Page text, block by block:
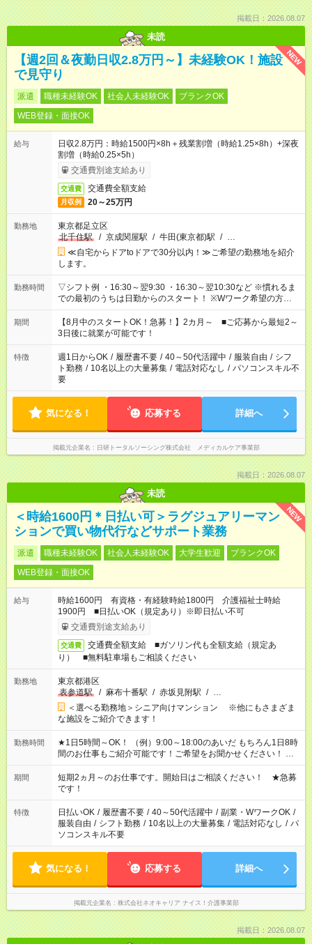
掲載日：2026.08.07
未読
NEW
【週2回＆夜勤日収2.8万円～】未経験OK！施設
で見守り
派遣 職種未経験OK 社会人未経験OK
ブランクOK
WEB登録・面接OK
給与
日収2.8万円：時給1500円×8h＋残業割増（時給1.25×8h）+深夜
割増（時給0.25×5h）
交通費別途支給あり
交通費 交通費全額支給
月収例 20～25万円
勤務地
東京都足立区
北千住駅
/ 京成関屋駅 / 牛田(東京都)駅 / …
≪自宅からドアtoドアで30分以内！≫ご希望の勤務地を紹介
します。
勤務時間
▽シフト例 ・16:30～翌9:30 ・16:30～翌10:30など ※慣れるま
での最初のうちは日勤からのスタート！ ※Wワーク希望の方へ
今ご覧のお仕事で希望する勤務時間と、もう1つのお仕事の勤務
時間。 合計で週40時間を超える場合は応募できません。
期間
【8月中のスタートOK！急募！】2カ月～ ■ご応募から最短2～
3日後に就業が可能です！
特徴 週1日からOK / 履歴書不要 / 40～50代活躍中 / 服装自由 / シフ
ト勤務 / 10名以上の大量募集 / 電話対応なし / パソコンスキル不
要
気になる！ 応募する 詳細へ
掲載元企業名 日研トータルソーシング株式会社 メディカルケア事業部
掲載日：2026.08.07
未読
NEW
＜時給1600円＊日払い可＞ラグジュアリーマン
ションで買い物代行などサポート業務
派遣 職種未経験OK 社会人未経験OK 大学生歓迎
ブランクOK
WEB登録・面接OK
給与
時給1600円 有資格・有経験時給1800円 介護福祉士時給
1900円 ■日払いOK（規定あり）※即日払い不可
交通費別途支給あり
交通費
交通費全額支給 ■ガソリン代も全額支給（規定あ
り） ■無料駐車場もご相談ください
勤務地
東京都港区
表参道駅
/ 麻布十番駅 / 赤坂見附駅 / …
＜選べる勤務地＞シニア向けマンション ※他にもさまざま
な施設をご紹介できます！
勤務時間
★1日5時間～OK！ （例）9:00～18:00のあいだ もちろん1日8時
間のお仕事もご紹介可能です！ご希望をお聞かせください！ ★
家庭の都合でお休みが必要な場合も遠慮なくご相談ください。
※週最低15時間以上の勤務が必要です
期間
短期2ヵ月～のお仕事です。開始日はご相談ください！ ★急募
です！
特徴 日払いOK / 履歴書不要 / 40～50代活躍中 / 副業・WワークOK /
服装自由 / シフト勤務 / 10名以上の大量募集 / 電話対応なし / パ
ソコンスキル不要
気になる！ 応募する 詳細へ
掲載元企業名 株式会社ネオキャリア ナイス！介護事業部
掲載日：2026.08.07